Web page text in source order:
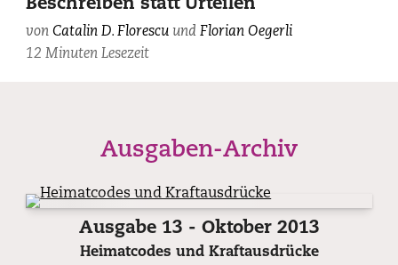
MV,
2012.
Beschreiben statt Urteilen
vonCatalin D. Florescu undFlorian Oegerli
12 Minuten Lesezeit
Ausgaben-Archiv
Ausgabe 13 - Oktober 2013
Heimatcodes und Kraftausdrücke